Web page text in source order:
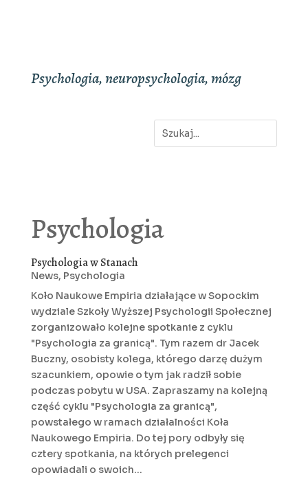
Psychologia, neuropsychologia, mózg
Psychologia
Psychologia w Stanach
News, Psychologia
Koło Naukowe Empiria działające w Sopockim
wydziale Szkoły Wyższej Psychologii Społecznej
zorganizowało kolejne spotkanie z cyklu
"Psychologia za granicą". Tym razem dr Jacek
Buczny, osobisty kolega, którego darzę dużym
szacunkiem, opowie o tym jak radził sobie
podczas pobytu w USA. Zapraszamy na kolejną
część cyklu "Psychologia za granicą",
powstałego w ramach działalności Koła
Naukowego Empiria. Do tej pory odbyły się
cztery spotkania, na których prelegenci
opowiadali o swoich...